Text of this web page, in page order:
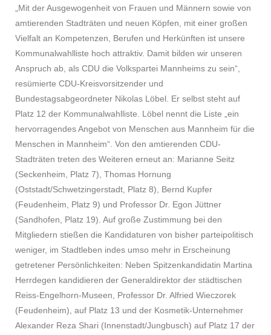
„Mit der Ausgewogenheit von Frauen und Männern sowie von
amtierenden Stadträten und neuen Köpfen, mit einer großen
Vielfalt an Kompetenzen, Berufen und Herkünften ist unsere
Kommunalwahlliste hoch attraktiv. Damit bilden wir unseren
Anspruch ab, als CDU die Volkspartei Mannheims zu sein“,
resümierte CDU-Kreisvorsitzender und
Bundestagsabgeordneter Nikolas Löbel. Er selbst steht auf
Platz 12 der Kommunalwahlliste. Löbel nennt die Liste „ein
hervorragendes Angebot von Menschen aus Mannheim für die
Menschen in Mannheim“. Von den amtierenden CDU-
Stadträten treten des Weiteren erneut an: Marianne Seitz
(Seckenheim, Platz 7), Thomas Hornung
(Oststadt/Schwetzingerstadt, Platz 8), Bernd Kupfer
(Feudenheim, Platz 9) und Professor Dr. Egon Jüttner
(Sandhofen, Platz 19). Auf große Zustimmung bei den
Mitgliedern stießen die Kandidaturen von bisher parteipolitisch
weniger, im Stadtleben indes umso mehr in Erscheinung
getretener Persönlichkeiten: Neben Spitzenkandidatin Martina
Herrdegen kandidieren der Generaldirektor der städtischen
Reiss-Engelhorn-Museen, Professor Dr. Alfried Wieczorek
(Feudenheim), auf Platz 13 und der Kosmetik-Unternehmer
Alexander Reza Shari (Innenstadt/Jungbusch) auf Platz 17 der